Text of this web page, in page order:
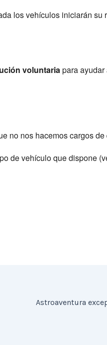
los vehículos iniciarán su
voluntaria para
no nos hacemos cargos
de vehículo que dispone